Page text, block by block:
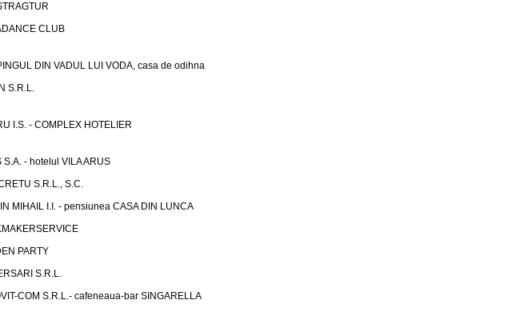
CLUB
DIN VADUL LUI VODA, casa de odihna
S.R.L.
I.S. - COMPLEX HOTELIER
S.A. - hotelul VILA ARUS
S.R.L., S.C.
MIHAIL I.I. - pensiunea CASA DIN LUNCA
PARTY
S.R.L.
COM S.R.L.- cafeneaua-bar SINGARELLA